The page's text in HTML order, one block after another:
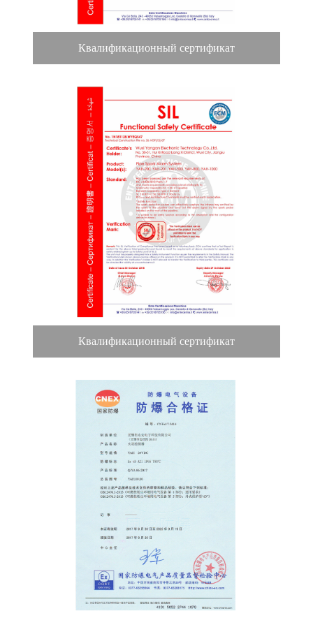
Квалификационный сертификат
Квалификационный сертификат